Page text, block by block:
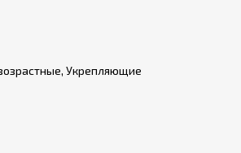
Укрепляющие